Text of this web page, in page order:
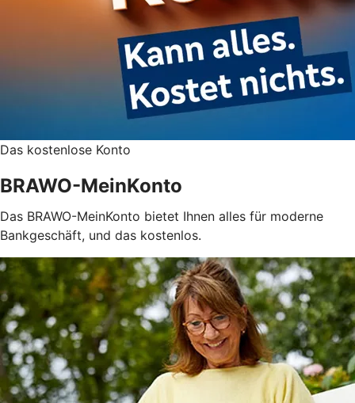
Das kostenlose Konto
BRAWO-MeinKonto
Das BRAWO-MeinKonto bietet Ihnen alles für moderne
Bankgeschäft, und das kostenlos.